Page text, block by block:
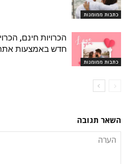
כתבות ממומנות
כתבות ממומנות
הכרויות חינם,
חדש באמצעות
השאר תגובה